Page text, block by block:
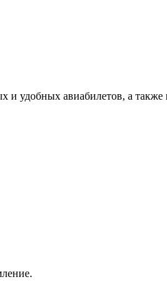
и удобных авиабилетов, а